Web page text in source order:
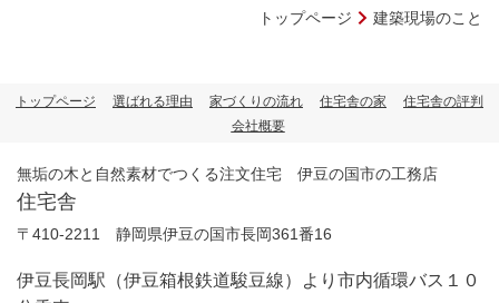
トップページ 建築現場のこと
トップページ 選ばれる理由 家づくりの流れ 住宅舎の家
住宅舎の評判
会社概要
無垢の木と自然素材でつくる注文住宅 伊豆の国市の工務店
住宅舎
〒410-2211 静岡県伊豆の国市長岡361番16
伊豆長岡駅（伊豆箱根鉄道駿豆線）より市内循環バス１０